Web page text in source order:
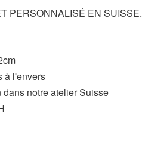
PERSONNALISÉ EN SUISSE.
à l'envers
dans notre atelier Suisse